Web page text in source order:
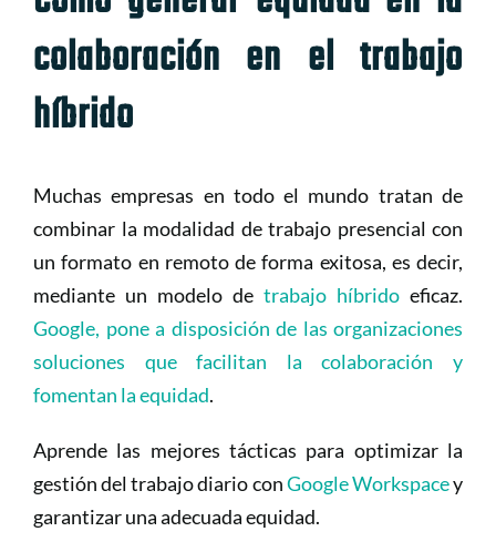
colaboración en el trabajo
híbrido
Muchas empresas en todo el mundo tratan de
combinar la modalidad de trabajo presencial con
un formato en remoto de forma exitosa, es decir,
mediante un modelo de trabajo híbrido eficaz.
Google, pone a disposición de las organizaciones
soluciones que facilitan la colaboración y
fomentan la equidad.
Aprende las mejores tácticas para optimizar la
gestión del trabajo diario conGoogle Workspacey
garantizar una adecuada equidad.